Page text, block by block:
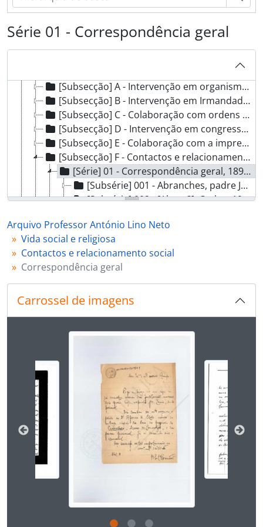
Série 01 - Correspondência geral
[Fundo] AALN - Arquivo Professor António Lino Neto, 1873 - 1961
[Secção] A - Vida pessoal e familiar, 1873 - 1961
[Secção] B - Formação, 1894 - 1944
[Secção] D - Vida social e religiosa, 1875 - 1961
[Subsecção] A - Intervenção em organismos de assistência social e de cooperação profissional, 1906 - 1953
[Subsecção] B - Intervenção em Irmandades, Associações e Movimentos Católicos, 1908 - 1955
[Subsecção] C - Colaboração com ordens e Congregações Religiosas, 1918 - 1938
[Subsecção] D - Intervenção em congressos e encontros de cariz religioso, 1909 - 1954
[Subsecção] E - Colaboração com a imprensa, 1909 - 1957
[Subsecção] F - Contactos e relacionamento social, 1890 - 1961
[Série] 01 - Correspondência geral, 1890 - 1961
[Subsérie] 001 - Abranches, padre Joaquim dos Santos, 1910 - ?
[Subsérie] 002 - [Abreu?], Carlos, 1928 - ?
[Subsérie] 004 - Almada, João [Francisco] de, 1928 - ?
[Subsérie] 005 - Almeida, A. Morais de, 1948 - ?
[Subsérie] 006 - Almeida, José Augusto Moreira de, 1912 - ?
[Subsérie] 007 - Almeida, José Valentim Fialho de, 1911 - ?
[Subsérie] 008 - Alpoim, Amâncio de, 1928 - ?
[Subsérie] 009 - Alves, padre Manuel Narciso, [s.d.]
[Subsérie] 014 - Andrade, Maria Clementina de, 1898 - 1903
[Subsérie] 015 - Anjos, padre António Rebelo dos, 1920 - 1938
[Subsérie] 016 - Antunes, D. António, [1935 - 1944?]
[Subsérie] 017 - Antunes, Armando Belo, 1945 - ?
[Subsérie] 018 - Araújo, Juvenal Henriques, 1921 - 1955
[Subsérie] 019 - Araújo, Manuel da Costa, 1922 - ?
[Subsérie] 020 - Araújo, Pedro, 1913 - ?
[Subsérie] 021 - Associação Portuguesa do Frio, 1936 - 1938
[Subsérie] 022 - Avelar, António Maria de, 1909 - ?
[Subsérie] 024 - Baptista, padre António Martins, 1920 - ?
[Subsérie] 025 - Barbosa, Cunha, 1924 - ?
Arquivo Professor António Lino Neto
Vida social e religiosa
Contactos e relacionamento social
Correspondência geral
Carrossel de imagens
Ao alterar o slide atual deste carrossel, o título